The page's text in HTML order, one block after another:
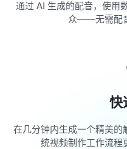
通过 AI 生成的配音，使用
众——无需配
快
在几分钟内生成一个精美的
统视频制作工作流程